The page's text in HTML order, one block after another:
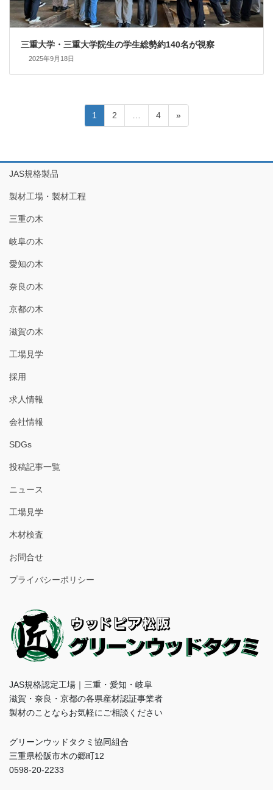
三重大学・三重大学院生の学生総勢約140名が視察
2025年9月18日
ペ
ジ
送
り
ペ
ー
1
ペ
ー
2
ペ
ー
4 »
JAS規格製品
製材工場・製材工程
三重の木
岐阜の木
愛知の木
奈良の木
京都の木
滋賀の木
工場見学
採用
求人情報
会社情報
SDGs
投稿記事一覧
ニュース
工場見学
木材検査
お問合せ
プライバシーポリシー
JAS規格認定工場｜三重・愛知・岐阜
滋賀・奈良・京都の各県産材認証事業者
製材のことならお気軽にご相談ください
グリーンウッドタクミ協同組合
三重県松阪市木の郷町12
0598-20-2233